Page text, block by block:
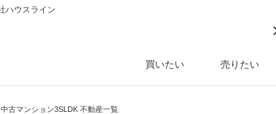
ハウスライン
買いたい 売りたい
古マンション3SLDK 不動産一覧